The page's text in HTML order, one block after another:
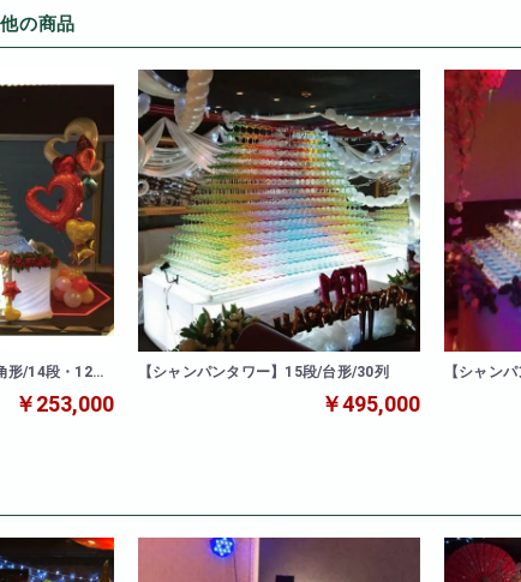
の商品
形/14段・12
ワー
￥253,000
【シャンパンタワー】15段/台形/30列
￥495,000
【シャン